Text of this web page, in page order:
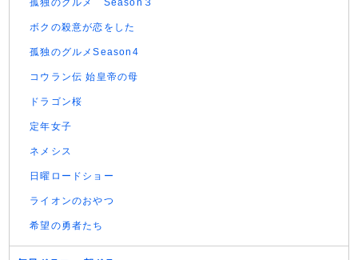
孤独のグルメ Season３
ボクの殺意が恋をした
孤独のグルメSeason4
コウラン伝 始皇帝の母
ドラゴン桜
定年女子
ネメシス
日曜ロードショー
ライオンのおやつ
希望の勇者たち